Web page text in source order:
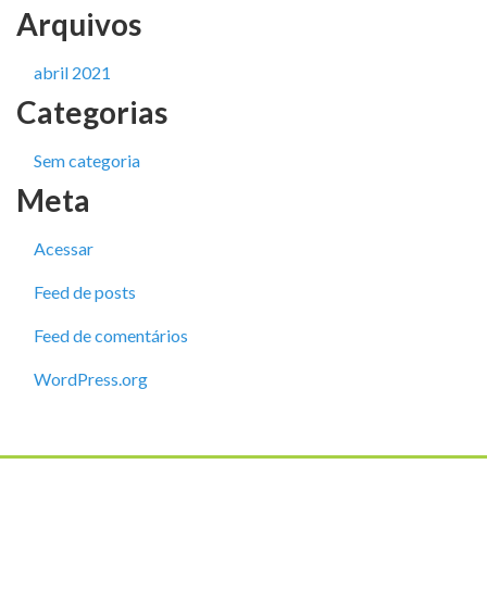
Arquivos
abril 2021
Categorias
Sem categoria
Meta
Acessar
Feed de posts
Feed de comentários
WordPress.org